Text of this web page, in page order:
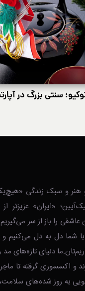
سنتی بزرگ در
و سبک زندگی‌
«ایران» عزیزتر
را باز از سر
شما دل به دل می‌کنیم و
دنیای تازه‌های مد
و اکسسوری گرفته تا
به روز شده‌های سلامت،